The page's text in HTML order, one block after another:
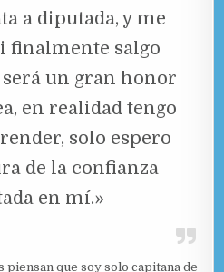
a diputada, y me
finalmente salgo
será un gran honor
en realidad tengo
solo espero
de la confianza
en mí.»
piensan que soy solo capitana de